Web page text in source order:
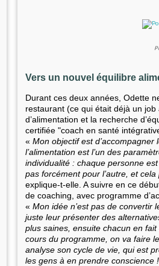
Vers un nouvel équilibre
Durant ces deux années, Odette
restaurant (ce qui était déjà un
d’alimentation et la recherche
certifiée "coach en santé
« Mon objectif est
l’alimentation est l’un des
individualité : chaque personne
pas forcément pour l’autre, et
explique-t-elle. A suivre en ce
de coaching, avec programme
« Mon idée n’est pas de convertir
juste leur présenter des
plus saines, ensuite chacun en
cours du programme, on va faire
analyse son cycle de vie, qui est
les gens à en prendre conscience !